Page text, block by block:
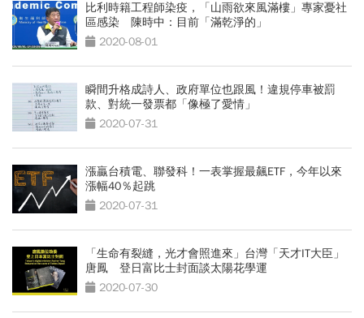
比利時籍工程師染疫，「山雨欲來風滿樓」專家憂社
區感染 陳時中：目前「滿乾淨的」
2020-08-01
瞬間升格成詩人、政府單位也跟風！違規停車被罰
款、對統一發票都「像極了愛情」
2020-07-31
漲贏台積電、聯發科！一表掌握最飆ETF，今年以來
漲幅40％起跳
2020-07-31
「生命有裂縫，光才會照進來」台灣「天才IT大臣」
唐鳳 登日富比士封面談太陽花學運
2020-07-30